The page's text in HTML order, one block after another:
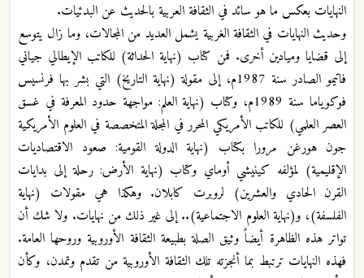
النهايات بعكس ما هو سائد في الثقافة العربية بالحديث عن البدئيات.
وحديث النهايات في الثقافة الغربية يشمل العديد من المجالات، وما زال يتوسع
إلى قضايا وميادين أخرى. فمن كتاب (نهاية الحداثة) للكاتب الإيطالي جياني
فاتيمو الصادر سنة 1987م، إلى مقولة (نهاية التاريخ) التي بشر بها فرنسيس
فوكوياما سنة 1989م، وكتاب (نهاية العلم: مواجهة حدود المعرفة في غسق
العصر العلمي) للكاتب الأمريكي المحرر في المجلة المتخصصة في العلوم الأمريكية
جون هورغن مرورا بكتاب (نهاية الدولة القومية: صعود الاقتصاديات
الإقليمية) لمؤلفه كينيشي أوماي وكتاب (نهاية الأرض: رحلة إلى بدايات
القرن الحادي والعشرين) لروبرت كابلان. وهكذا هي مقولات (نهاية
الفلسفة)، و(نهاية العلوم الاجتماعية).. إلى غير ذلك من نهايات. ولا شك أن
تواتر هذه الظاهرة أيضاً وثيق الصلة بطبيعة الثقافة الأوروبية وروحها العامة.
فهذه النهايات ترتبط بما أنجزته تلك الثقافة الأوروبية من تقدم وتمدن، وكأن